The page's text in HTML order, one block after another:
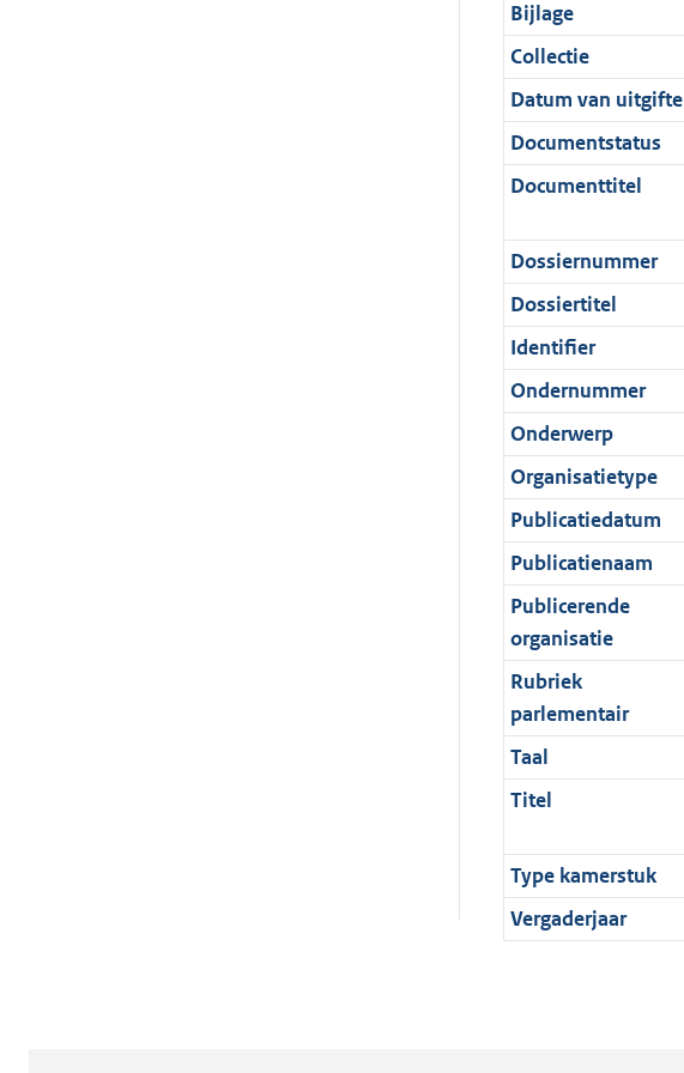
i
e
i
n
f
o
m
a
a
t
3
7
K
b
t
i
e
i
n
f
r
m
a
a
t
:
7
K
b
a
t
i
e
i
n
o
r
m
a
a
t
e
:
4
K
b
c
a
t
i
e
i
f
o
r
m
a
a
t
t
e
:
8
K
b
Bijlage
Collectie
Datum van uitgifte
Documentstatus
Documenttitel
Dossiernummer
Dossiertitel
Identifier
Ondernummer
Onderwerp
Organisatietype
Publicatiedatum
Publicatienaam
Publicerende
organisatie
Rubriek
parlementair
Taal
Titel
Type kamerstuk
Vergaderjaar